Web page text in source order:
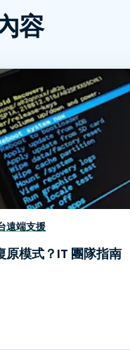
容
遠端支援
原模式？IT 團隊指南